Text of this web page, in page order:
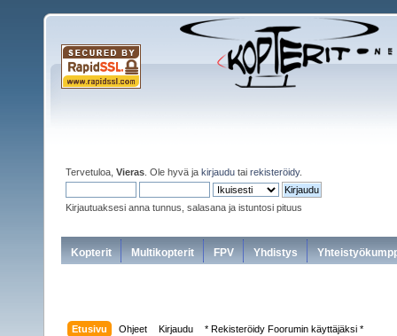
Tervetuloa, Vieras . Ole hyvä ja kirjaudu tai rekisteröidy.
Kirjautuaksesi anna tunnus, salasana ja istuntosi pituus
Kopterit Multikopterit FPV Yhdistys
Etusivu Ohjeet Kirjaudu * Rekisteröidy Foorumin käyttäjäksi *